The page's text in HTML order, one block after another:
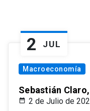
2 JUL
Macroeconomía
Sebastián
2 de Julio de